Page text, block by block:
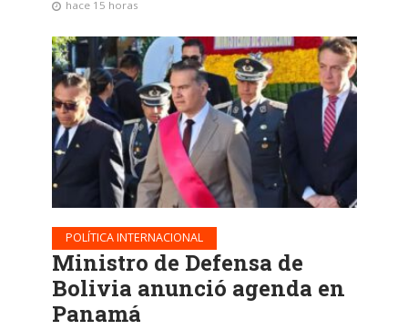
hace 15 horas
POLÍTICA INTERNACIONAL
Ministro de Defensa de
Bolivia anunció agenda en
Panamá